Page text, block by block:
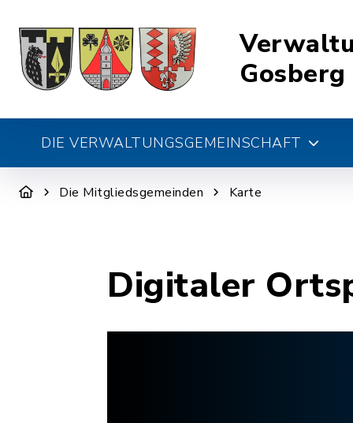
Gosberg
DIE VERWALTUNGSGEMEINSCHAFT
Die Mitgliedsgemeinden Karte
Digitaler